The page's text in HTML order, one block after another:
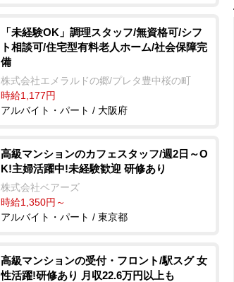
「未経験OK」調理スタッフ/無資格可/シフ
ト相談可/住宅型有料老人ホーム/社会保障完
備
株式会社エメラルドの郷/プレタ豊中桜の町
時給1,177円
アルバイト・パート / 大阪府
高級マンションのカフェスタッフ/週2日～O
K!主婦活躍中!未経験歓迎 研修あり
株式会社ベアーズ
時給1,350円～
アルバイト・パート / 東京都
高級マンションの受付・フロント/駅スグ 女
性活躍!研修あり 月収22.6万円以上も